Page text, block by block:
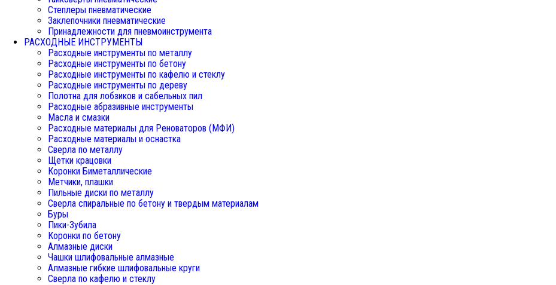
Степлеры пневматические
Заклепочники пневматические
Принадлежности для пневмоинструмента
РАСХОДНЫЕ ИНСТРУМЕНТЫ
Расходные инструменты по металлу
Расходные инструменты по бетону
Расходные инструменты по кафелю и стеклу
Расходные инструменты по дереву
Полотна для лобзиков и сабельных пил
Расходные абразивные инструменты
Масла и смазки
Расходные материалы для Реноваторов (МФИ)
Расходные материалы и оснастка
Сверла по металлу
Щетки крацовки
Коронки Биметаллические
Метчики, плашки
Пильные диски по металлу
Сверла спиральные по бетону и твердым материалам
Буры
Пики-Зубила
Коронки по бетону
Алмазные диски
Чашки шлифовальные алмазные
Алмазные гибкие шлифовальные круги
Сверла по кафелю и стеклу